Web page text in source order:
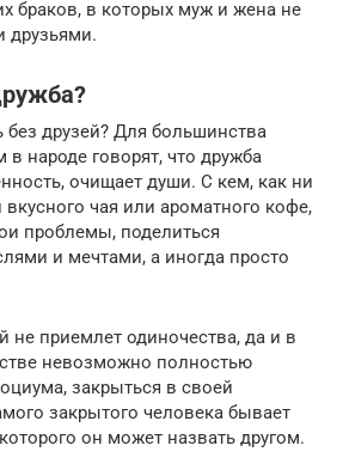
браков, в которых муж и жена не
друзьями.
друзей? Для большинства
народе говорят, что дружба
очищает души. С кем, как ни
чая или ароматного кофе,
проблемы, поделиться
и мечтами, а иногда просто
приемлет одиночества, да и в
невозможно полностью
закрыться в своей
закрытого человека бывает
он может назвать другом.